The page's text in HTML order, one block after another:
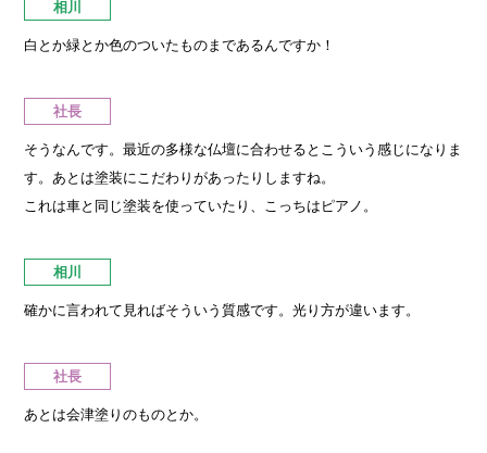
相川
白とか緑とか色のついたものまであるんですか！
社長
そうなんです。最近の多様な仏壇に合わせるとこういう感じになりま
す。あとは塗装にこだわりがあったりしますね。
これは車と同じ塗装を使っていたり、こっちはピアノ。
相川
確かに言われて見ればそういう質感です。光り方が違います。
社長
あとは会津塗りのものとか。